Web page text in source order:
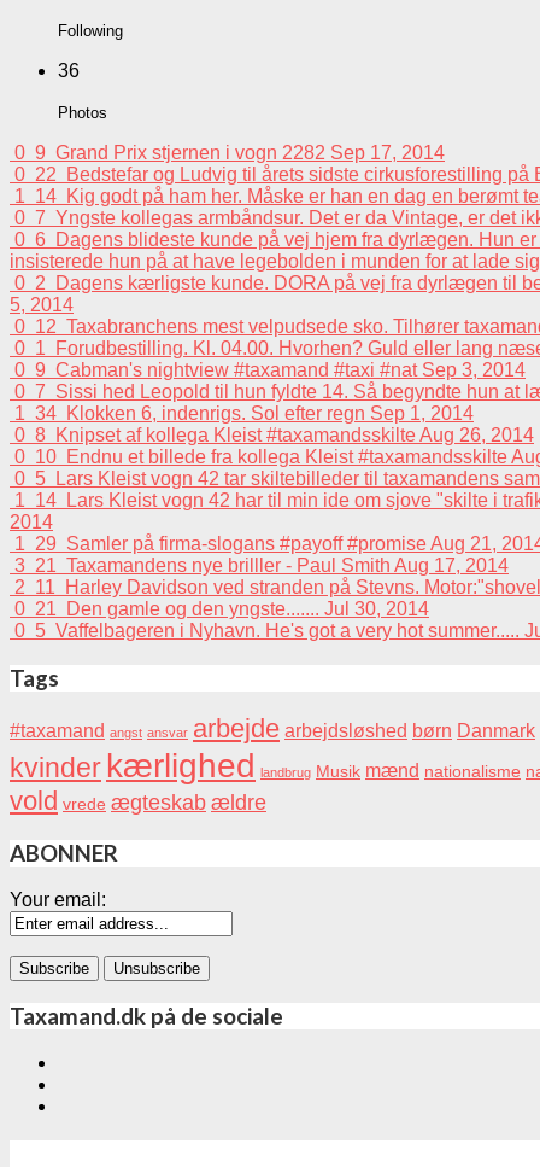
Following
36
Photos
0 9 Grand Prix stjernen i vogn 2282 Sep 17, 2014
0 22
Bedstefar og Ludvig til årets sidste cirkusforestilling
1 14 Kig godt på ham her. Måske er han en dag en berømt
0 7 Yngste kollegas armbåndsur. Det er da Vintage, er det
0 6 Dagens blideste kunde på vej hjem fra dyrlægen. Hun
insisterede hun på at have legebolden i munden for at lade
0 2
Dagens kærligste kunde. DORA på vej fra dyrlægen til
5, 2014
0 12 Taxabranchens mest velpudsede sko. Tilhører
0 1
Forudbestilling. Kl. 04.00. Hvorhen? Guld eller lang
0 9 Cabman's nightview #taxamand #taxi #nat Sep 3, 2014
0 7 Sissi hed Leopold til hun fyldte 14. Så begyndte hun at
1 34 Klokken 6, indenrigs. Sol efter regn Sep 1, 2014
0 8 Knipset af kollega Kleist #taxamandsskilteAug 26, 2014
0 10 Endnu et billede fra kollega Kleist #taxamandsskilte
0 5
Lars Kleist vogn 42 tar skiltebilleder til taxamandens
1 14
Lars Kleist vogn 42 har til min ide om sjove "skilte i
2014
1 29 Samler på firma-slogans #payoff #promiseAug 21,
3 21 Taxamandens nye brilller - Paul Smith Aug 17, 2014
2 11
Harley Davidson ved stranden på Stevns.
0 21 Den gamle og den yngste....... Jul 30, 2014
0 5 Vaffelbageren i Nyhavn. He's got a very hot summer.....
Tags
#taxamand angst ansvar arbejde arbejdsløshed børn Danmark
kvinder kærlighed landbrug Musik mænd nationalisme
vold vrede ægteskabældre
ABONNER
Your email:
Taxamand.dk på de sociale